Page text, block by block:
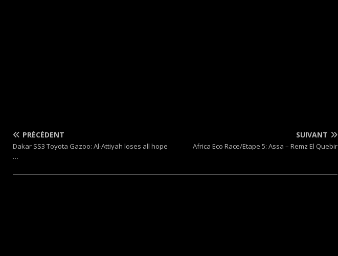
PRÉCÉDENT
Dakar SS3 Toyota Gazoo: Al-Attiyah loses all hope
…
SUIVANT
Africa Eco Race/Etape 5: Assa – Remz El Quebir